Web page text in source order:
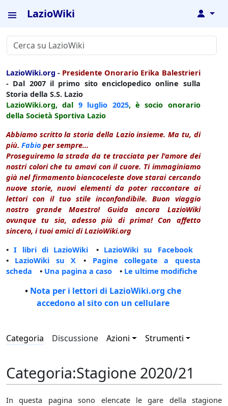
LazioWiki ↓
LazioWiki.org - Presidente Onorario Erika Balestrieri
- Dal 2007 il primo sito enciclopedico online sulla
Storia della S.S. Lazio
LazioWiki.org, dal 9 luglio 2025, è socio onorario
della Società Sportiva Lazio
Abbiamo scritto la storia della Lazio insieme. Ma tu, di
più. Fabio per sempre...
Proseguiremo la strada da te tracciata per l'amore dei
nostri colori che tu amavi con il cuore. Ti immaginiamo
già nel firmamento biancoceleste dove starai cercando
nuove storie, nuovi elementi da poter raccontare ai
lettori con il tuo stile inconfondibile. Buon viaggio
nostro grande Maestro! Guida ancora LazioWiki
ovunque tu sia, adesso più di prima! Con affetto
sincero, i tuoi amici di LazioWiki.org
•I libri di LazioWiki • LazioWiki su Facebook
• LazioWiki su X • Pagine collegate a questa
scheda • Una pagina a caso • Le ultime modifiche
• Nota per i lettori di LazioWiki.org che
accedono al sito con un cellulare
Categoria Discussione Azioni Strumenti
Categoria:Stagione 2020/21
In questa pagina sono elencate le gare della stagione